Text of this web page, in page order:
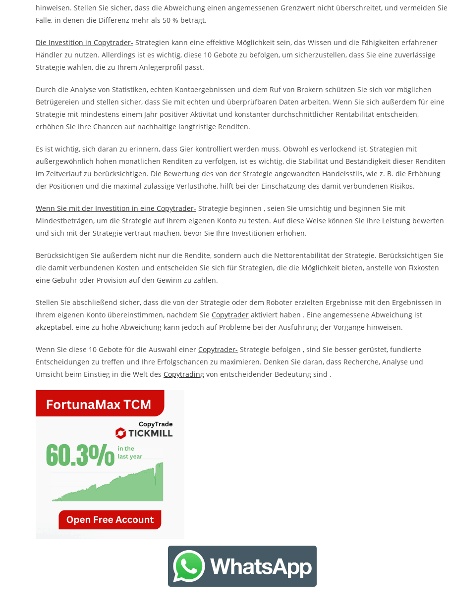
hinweisen. Stellen Sie sicher, dass die Abweichung einen angemessenen Grenzwert nicht überschreitet, und vermeiden Sie
Fälle, in denen die Differenz mehr als 50 % beträgt.
Die Investition in Copytrader- Strategien kann eine effektive Möglichkeit sein, das Wissen und die Fähigkeiten erfahrener
Händler zu nutzen. Allerdings ist es wichtig, diese 10 Gebote zu befolgen, um sicherzustellen, dass Sie eine zuverlässige
Strategie wählen, die zu Ihrem Anlegerprofil passt.
Durch die Analyse von Statistiken, echten Kontoergebnissen und dem Ruf von Brokern schützen Sie sich vor möglichen
Betrügereien und stellen sicher, dass Sie mit echten und überprüfbaren Daten arbeiten. Wenn Sie sich außerdem für eine
Strategie mit mindestens einem Jahr positiver Aktivität und konstanter durchschnittlicher Rentabilität entscheiden,
erhöhen Sie Ihre Chancen auf nachhaltige langfristige Renditen.
Es ist wichtig, sich daran zu erinnern, dass Gier kontrolliert werden muss. Obwohl es verlockend ist, Strategien mit
außergewöhnlich hohen monatlichen Renditen zu verfolgen, ist es wichtig, die Stabilität und Beständigkeit dieser Renditen
im Zeitverlauf zu berücksichtigen. Die Bewertung des von der Strategie angewandten Handelsstils, wie z. B. die Erhöhung
der Positionen und die maximal zulässige Verlusthöhe, hilft bei der Einschätzung des damit verbundenen Risikos.
Wenn Sie mit der Investition in eine Copytrader- Strategie beginnen , seien Sie umsichtig und beginnen Sie mit
Mindestbeträgen, um die Strategie auf Ihrem eigenen Konto zu testen. Auf diese Weise können Sie Ihre Leistung bewerten
und sich mit der Strategie vertraut machen, bevor Sie Ihre Investitionen erhöhen.
Berücksichtigen Sie außerdem nicht nur die Rendite, sondern auch die Nettorentabilität der Strategie. Berücksichtigen Sie
die damit verbundenen Kosten und entscheiden Sie sich für Strategien, die die Möglichkeit bieten, anstelle von Fixkosten
eine Gebühr oder Provision auf den Gewinn zu zahlen.
Stellen Sie abschließend sicher, dass die von der Strategie oder dem Roboter erzielten Ergebnisse mit den Ergebnissen in
Ihrem eigenen Konto übereinstimmen, nachdem Sie Copytrader aktiviert haben . Eine angemessene Abweichung ist
akzeptabel, eine zu hohe Abweichung kann jedoch auf Probleme bei der Ausführung der Vorgänge hinweisen.
Wenn Sie diese 10 Gebote für die Auswahl einer Copytrader- Strategie befolgen , sind Sie besser gerüstet, fundierte
Entscheidungen zu treffen und Ihre Erfolgschancen zu maximieren. Denken Sie daran, dass Recherche, Analyse und
Umsicht beim Einstieg in die Welt des Copytrading von entscheidender Bedeutung sind .